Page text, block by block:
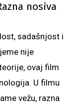
nosiva
sadašnjost i
nije
ovaj film
U filmu
vežu, razna